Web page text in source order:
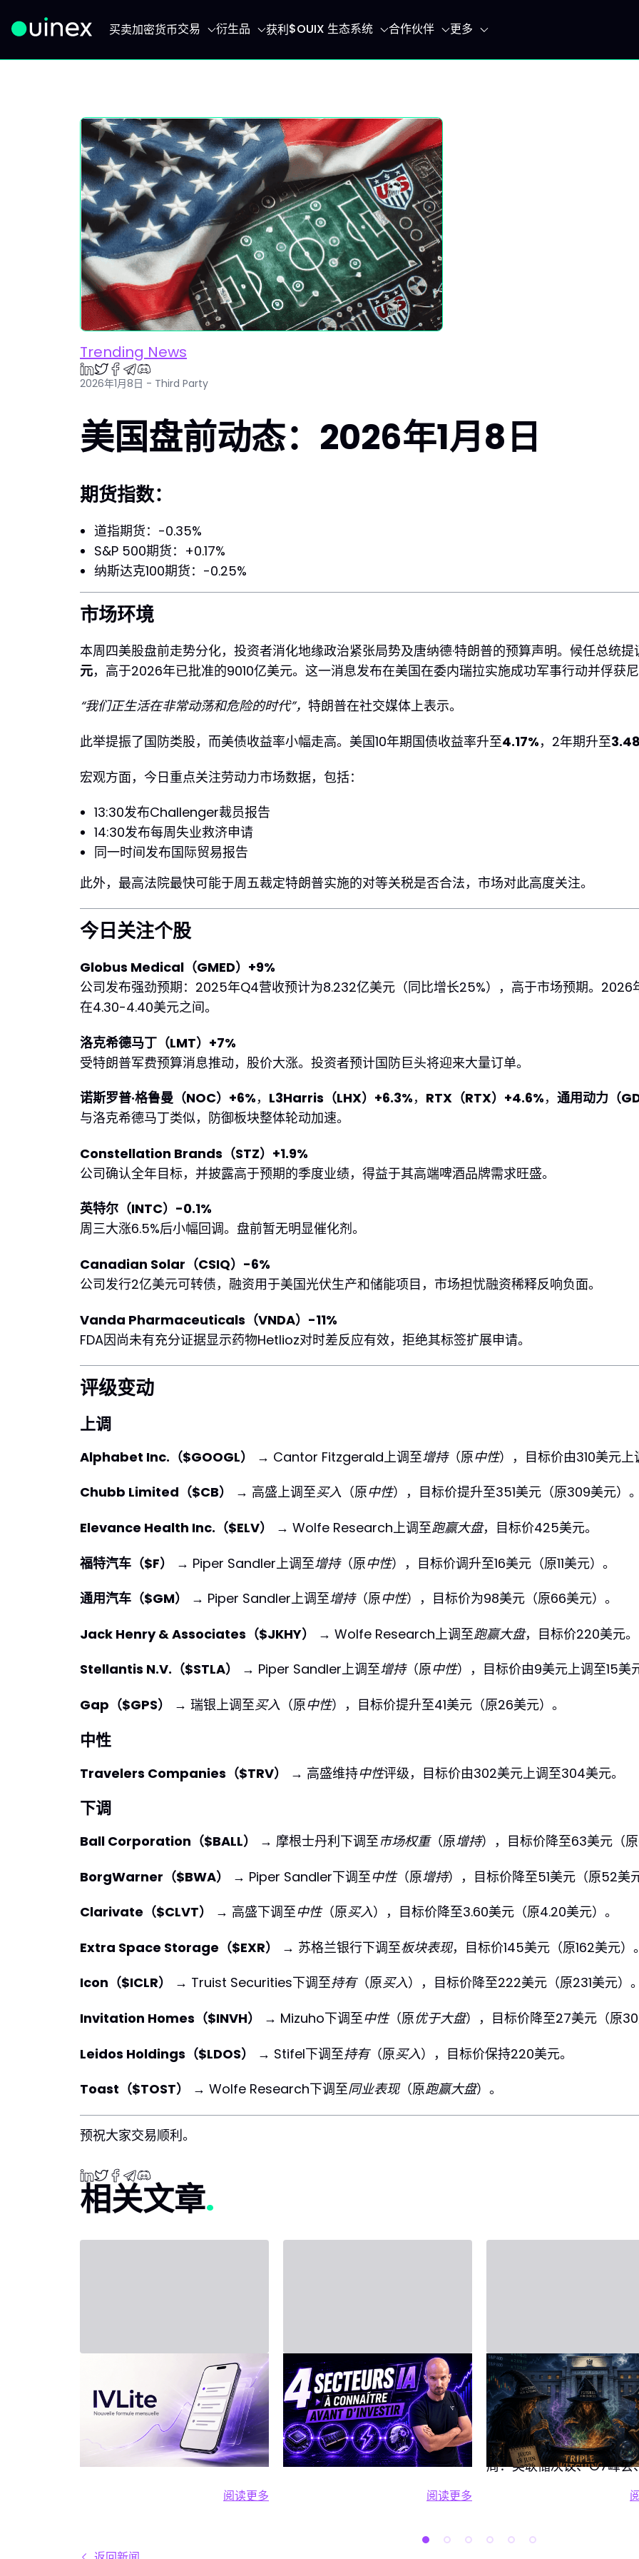
买卖加密货币交易 衍生品 获利$OUIX 生态系统 合作伙伴 更多
Trending News
2026年1月8日 - Third Party
美国盘前动态：2026年1月8日
期货指数：
道指期货：-0.35%
S&P 500期货：+0.17%
纳斯达克100期货：-0.25%
市场环境
本周四美股盘前走势分化，投资者消化地缘政治紧张局势及唐纳德·特朗普的预算声明。候任总统
元，高于2026年已批准的9010亿美元。这一消息发布在美国在委内瑞拉实施成功军事行动并俘获尼
“我们正生活在非常动荡和危险的时代”， 特朗普在社交媒体上表示。
此举提振了国防类股，而美债收益率小幅走高。美国10年期国债收益率升至4.17%，2年期升至
宏观方面，今日重点关注劳动力市场数据，包括：
13:30发布Challenger裁员报告
14:30发布每周失业救济申请
同一时间发布国际贸易报告
此外，最高法院最快可能于周五裁定特朗普实施的对等关税是否合法，市场对此高度关注。
今日关注个股
Globus Medical（GMED）+9%
公司发布强劲预期：2025年Q4营收预计为8.232亿美元（同比增长25%），高于市场预期。2026
在4.30-4.40美元之间。
洛克希德马丁（LMT）+7%
受特朗普军费预算消息推动，股价大涨。投资者预计国防巨头将迎来大量订单。
诺斯罗普·格鲁曼（NOC）+6%， L3Harris（LHX）+6.3%， RTX（RTX）+4.6%， 通用动力（
与洛克希德马丁类似，防御板块整体轮动加速。
Constellation Brands（STZ）+1.9%
公司确认全年目标，并披露高于预期的季度业绩，得益于其高端啤酒品牌需求旺盛。
英特尔（INTC）-0.1%
周三大涨6.5%后小幅回调。盘前暂无明显催化剂。
Canadian Solar（CSIQ）-6%
公司发行2亿美元可转债，融资用于美国光伏生产和储能项目，市场担忧融资稀释反响负面。
Vanda Pharmaceuticals（VNDA）-11%
FDA因尚未有充分证据显示药物Hetlioz对时差反应有效，拒绝其标签扩展申请。
评级变动
上调
Alphabet Inc.（$GOOGL） → Cantor Fitzgerald上调至增持（原中性），目标价由310美元上
Chubb Limited（$CB）
→ 高盛上调至买入 （原中性），目标价提升至351美元（原309美元）。
Elevance Health Inc.（$ELV）
→ Wolfe Research上调至跑赢大盘，目标价425美元。
福特汽车（$F）
→ Piper Sandler上调至增持（原中性），目标价调升至16美元（原11美元）。
通用汽车（$GM）
→ Piper Sandler上调至增持（原中性），目标价为98美元（原66美元）。
Jack Henry & Associates（$JKHY）
→ Wolfe Research上调至跑赢大盘，目标价220美元。
Stellantis N.V.（$STLA）
→ Piper Sandler上调至增持（原中性），目标价由9美元上调至15美
Gap（$GPS）
→ 瑞银上调至买入 （原中性），目标价提升至41美元（原26美元）。
中性
Travelers Companies（$TRV） → 高盛维持中性评级，目标价由302美元上调至304美元。
下调
Ball Corporation（$BALL） → 摩根士丹利下调至市场权重（原增持），目标价降至63美元（原
BorgWarner（$BWA）
→ Piper Sandler下调至中性（原增持），目标价降至51美元（原52美
Clarivate（$CLVT）
→ 高盛下调至中性（原买入），目标价降至3.60美元（原4.20美元）。
Extra Space Storage（$EXR）
→ 苏格兰银行下调至板块表现，目标价145美元（原162美元）。
Icon（$ICLR）
→ Truist Securities下调至持有（原买入），目标价降至222美元（原231美元）。
Invitation Homes（$INVH）
→ Mizuho下调至中性（原优于大盘），目标价降至27美元（原30
Leidos Holdings（$LDOS）
→ Stifel下调至持有（原买入），目标价保持220美元。
Toast（$TOST）
→ Wolfe Research下调至同业表现（原跑赢大盘）。
预祝大家交易顺利。
相关文章
新套餐：IVLite
IVLite：IVT精华通知，每月仅29
欧元 清晰的计划、市场简报和回
顾，直接送达您的手机与电脑，
仅此而已。 问题不在于信息匮
分析、相互矛盾的观点和信号交
阅读更多阅读更多 新套餐：IVLite
2026年7月20日 - Third Party
投资人工智能（AI）：
四大支柱
人工智能是2026年市场的核心驱
动力。但“整体买AI”这一概念并没
有实际意义，在FOMO情绪下高
内容，是很危险的。 本文为你提
个支柱对应一个ETF，每个支柱给
阅读更多阅读更多 投资人工智能（AI）：四大
2026年6月14日 - Third Party
2026年6月15日
股市一周前瞻：
储、G7与三巫日
焦点
本周投资者将迎来格外密
周：美联储决议、G7峰会
重要宏观数据披露，以及
加剧市场波动的“三巫日”
一：法国G7峰会聚焦地缘